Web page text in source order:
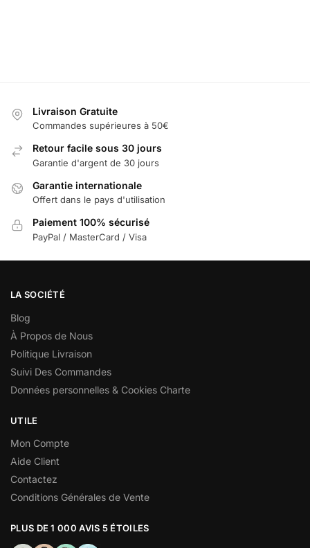
Livraison Gratuite
Commandes supérieures à 50€
Retour facile sous 30 jours
Garantie d'argent de 30 jours
Garantie internationale
Offert dans le pays d'utilisation
Paiement 100% sécurisé
PayPal / MasterCard / Visa
LA SOCIÉTÉ
Blog
À Propos de Nous
Politique Livraison
Suivi Des Commandes
Données personnelles & Cookies Charte
UTILE
Mon Compte
Aide Client
Contactez
Conditions Générales de Vente
PLUS DE 1 000 AVIS 5 ÉTOILES